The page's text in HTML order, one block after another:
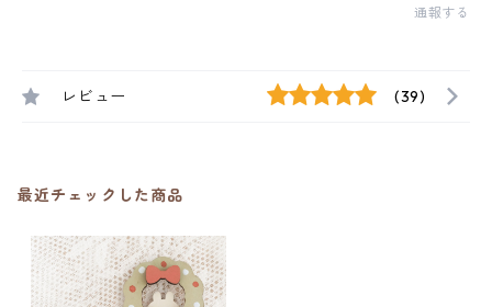
通報する
レビュー (39)
最近チェックした商品